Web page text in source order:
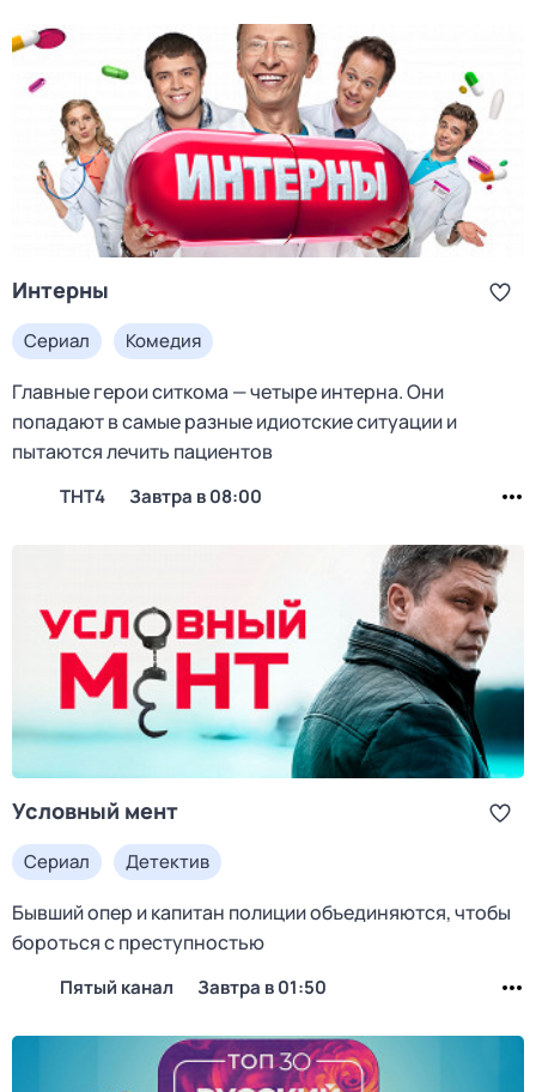
Интерны
Сериал Комедия
Главные герои ситкома — четыре интерна. Они
попадают в самые разные идиотские ситуации и
пытаются лечить пациентов
ТНТ4 Завтра в 08:00
Условный мент
Сериал Детектив
Бывший опер и капитан полиции объединяются, чтобы
бороться с преступностью
Пятый канал Завтра в 01:50